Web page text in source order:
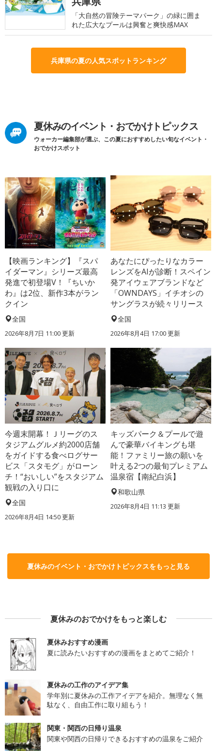
「大自然の冒険テーマパーク」の緑に囲ま
れた広大なプールは興奮と爽快感MAX
兵庫県の夏の人気スポットランキング
夏休みのイベント・おでかけトピックス
ウォーカー編集部が選ぶ、この夏におすすめしたい旬なイベント・
おでかけスポット
【映画ランキング】『スパ
イダーマン』シリーズ最高
発進で初登場V！『ちいか
わ』は2位、新作3本がラン
クイン
全国
2026年8月7日 11:00更新
あなたにぴったりなカラー
レンズをAIが診断！スペイン
発アイウェアブランドなど
「OWNDAYS」イチオシの
サングラスが続々リリース
全国
2026年8月4日 17:00更新
今週末開幕！Ｊリーグのス
タジアムグルメ約2000店舗
をガイドする食べログサー
ビス「スタモグ」がローン
チ！“おいしい”をスタジアム
観戦の入り口に
全国
2026年8月4日 14:50更新
キッズパーク＆プールで遊
んで豪華バイキングも堪
能！ファミリー旅の願いを
叶える2つの最旬プレミアム
温泉宿【南紀白浜】
和歌山県
2026年8月4日 11:13 更新
夏休みのイベント・おでかけトピックスをもっと見る
夏休みのおでかけをもっと楽しむ
夏休みおすすめ漫画
夏に読みたいおすすめの漫画をまとめてご紹介！
夏休みの工作のアイデア集
学年別に夏休みの工作アイデアを紹介。無理なく無
駄なく、自由工作に取り組もう！
関東・関西の日帰り温泉
関東や関西の日帰りできるおすすめの温泉をご紹介